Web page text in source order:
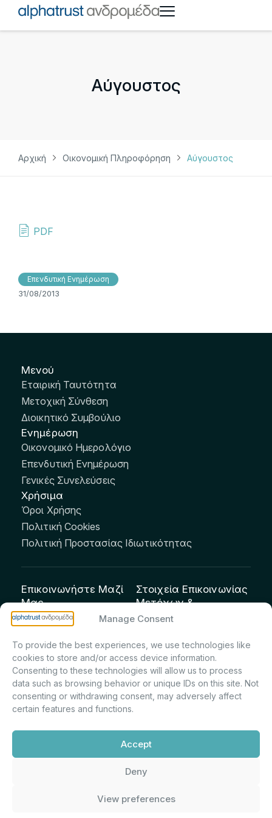
Manage Consent
To provide the best experiences, we use technologies like
cookies to store and/or access device information.
Consenting to these technologies will allow us to process
data such as browsing behavior or unique IDs on this site. Not
consenting or withdrawing consent, may adversely affect
certain features and functions.
Accept
Deny
View preferences
Αύγουστος
Αρχική Οικονομική Πληροφόρηση Αύγουστος
PDF
Επενδυτική Ενημέρωση
31/08/2013
Μενού
Εταιρική Ταυτότητα
Μετοχική Σύνθεση
Διοικητικό Συμβούλιο
Ενημέρωση
Οικονομικό Ημερολόγιο
Επενδυτική Ενημέρωση
Γενικές Συνελεύσεις
Χρήσιμα
Όροι Χρήσης
Πολιτική Cookies
Πολιτική Προστασίας Ιδιωτικότητας
Επικοινωνήστε Μαζί
Μας
info@andromeda.eu
Οδός Αριστείδου 1,
Κηφισιά Τ.Κ. 14561
Στοιχεία Επικοινωνίας
Μετόχων &
Επενδυτών:
Πρίντσιου – Corporate
Secretary & Investor
Relations – Τμήμα
Μετοχολογίου –
Ανακοινώσεων
m.printsiou@andromeda.eu